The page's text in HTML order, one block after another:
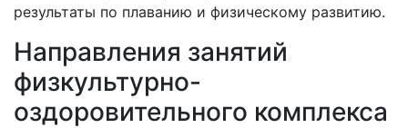
результаты по плаванию и физическому развитию.
Направления занятий
физкультурно-
оздоровительного комплекса